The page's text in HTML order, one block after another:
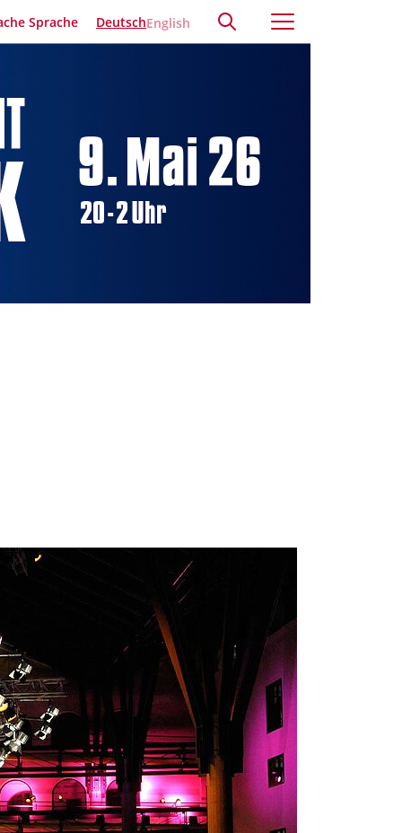
DeutschEnglish
Sprache